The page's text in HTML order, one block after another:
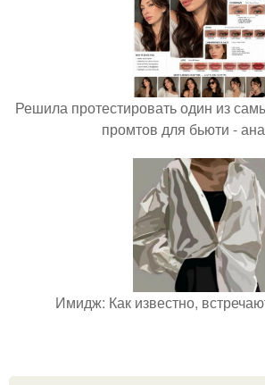
Решила протестировать один из
промтов для бьюти -
Имидж: Как известно,